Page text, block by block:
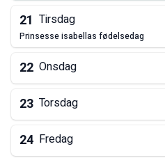
21 Tirsdag
prinsesse isabellas fødelsedag
22 Onsdag
23 Torsdag
24 Fredag